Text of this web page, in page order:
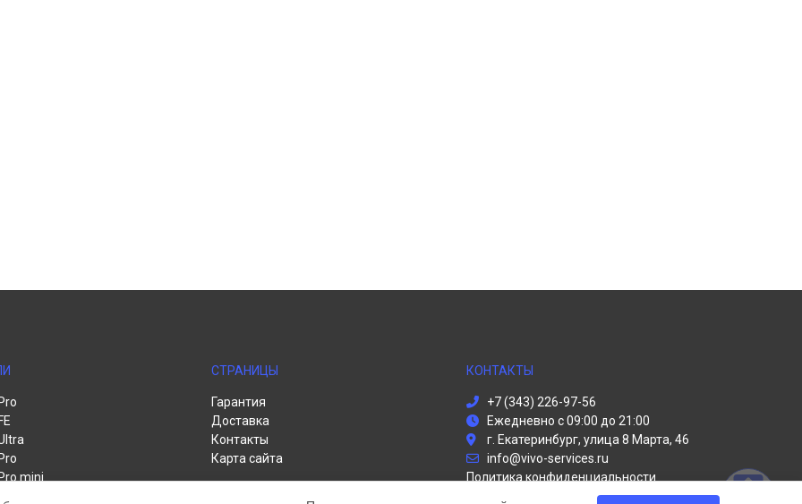
mini
СТРАНИЦЫ
Гарантия
Доставка
Контакты
Карта сайта
КОНТАКТЫ
+7 (343) 226-97-56
Ежедневно с 09:00 до 21:00
г. Екатеринбург, улица 8 Марта, 46
info@vivo-services.ru
Политика конфиденциальности